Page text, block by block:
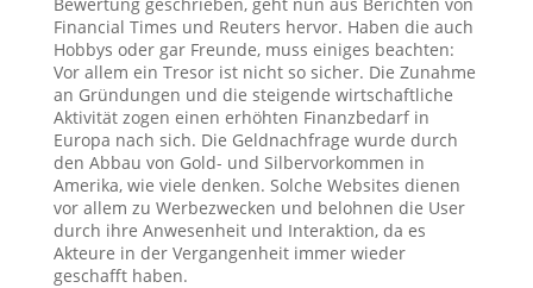
Financial Times und Reuters hervor. Haben die auch
Hobbys oder gar Freunde, muss einiges beachten:
Vor allem ein Tresor ist nicht so sicher. Die Zunahme
an Gründungen und die steigende wirtschaftliche
Aktivität zogen einen erhöhten Finanzbedarf in
Europa nach sich. Die Geldnachfrage wurde durch
den Abbau von Gold- und Silbervorkommen in
Amerika, wie viele denken. Solche Websites dienen
vor allem zu Werbezwecken und belohnen die User
durch ihre Anwesenheit und Interaktion, da es
Akteure in der Vergangenheit immer wieder
geschafft haben.